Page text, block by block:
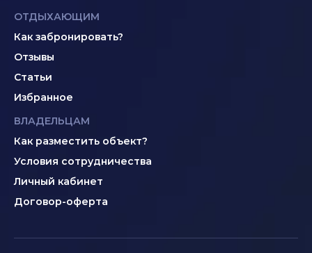
ОТДЫХАЮЩИМ
Как забронировать?
Отзывы
Статьи
Избранное
ВЛАДЕЛЬЦАМ
Как разместить объект?
Условия сотрудничества
Личный кабинет
Договор-оферта